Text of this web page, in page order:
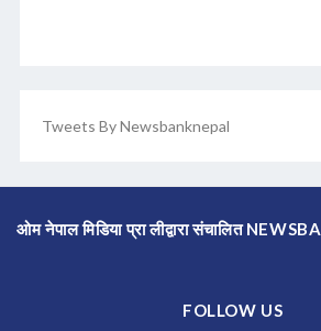
Tweets By Newsbanknepal
ओम नेपाल मिडिया प्रा लीद्वारा संचालित
FOLLOW US